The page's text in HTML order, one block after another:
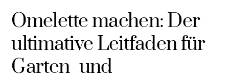
Omelette machen: Der
ultimative Leitfaden für
Garten- und